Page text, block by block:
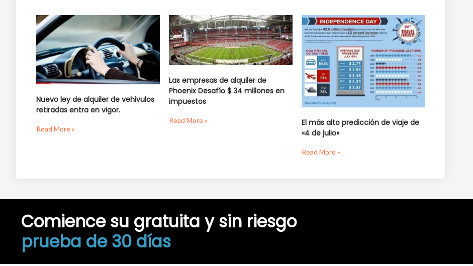
Nuevo ley de alquiler de vehivulos
retiradas entra en vigor.
Read More »
Las empresas de alquiler de
Phoenix Desafío $ 34 millones en
impuestos
Read More »
El más alto predicción de viaje de
«4 de julio»
Read More »
Comience su gratuita y sin riesgo
prueba de 30 días